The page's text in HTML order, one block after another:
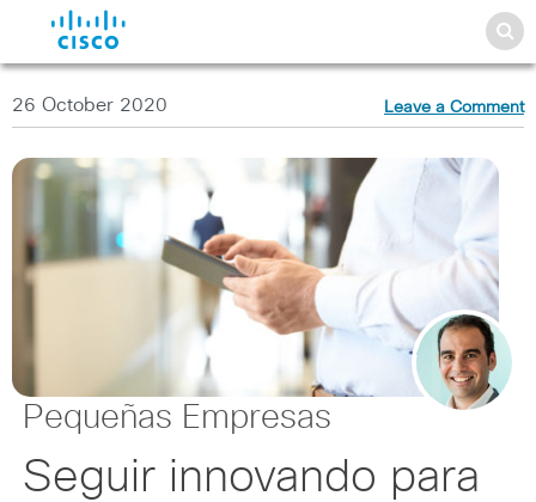
26 October 2020 Leave a Comment
Pequeñas Empresas
Seguir innovando para